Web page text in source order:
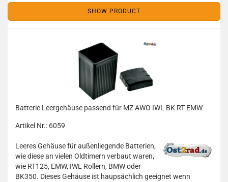
SHOW PRODUCT
Batterie Leergehäuse passend für MZ AWO IWL BK RT EMW
Artikel Nr.: 6059
Leeres Gehäuse für außenliegende Batterien,
wie diese an vielen Oldtimern verbaut waren,
wie RT125, EMW, IWL Rollern, BMW oder
BK350. Dieses Gehäuse ist haupsächlich geeignet wenn